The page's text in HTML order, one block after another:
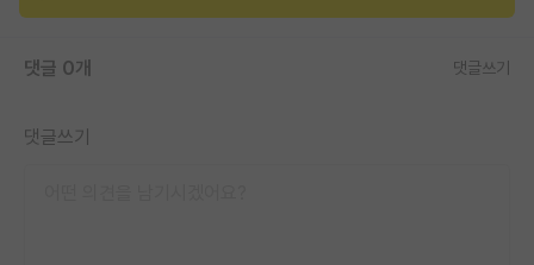
재팬라운지 🌸
댓글 0개 댓글쓰기
댓글쓰기